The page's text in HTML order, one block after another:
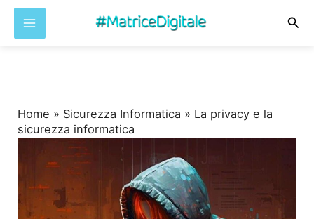
Home » Sicurezza Informatica » La privacy e la
sicurezza informatica